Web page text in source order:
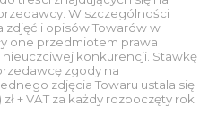
W szczególności
zdjęć i opisów Towarów w
one przedmiotem prawa
konkurencji. Stawkę
zgody na
zdjęcia Towaru ustala się
+ VAT za każdy rozpoczęty rok